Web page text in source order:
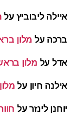
איילה ליבוביץ על
ברכה על מלון
אדל על מלון
אילנה חיון על
יוחנן לינזר על